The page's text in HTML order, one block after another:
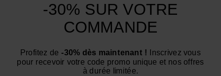
Categorie
Avete bisogno di un consiglio? Avete una
Siamo al tuo servizio dal lunedì al venerdì : dalle 9:00
alle 12:00 e dalle 14:00 alle 16:00.
-30% SUR VOTRE
COMMANDE
Profitez de -30% dès maintenant ! Inscrivez vous
pour recevoir votre code promo unique et nos offres
à durée limitée.